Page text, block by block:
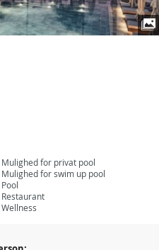
Mulighed for privat pool
Mulighed for swim up pool
Pool
Restaurant
Wellness